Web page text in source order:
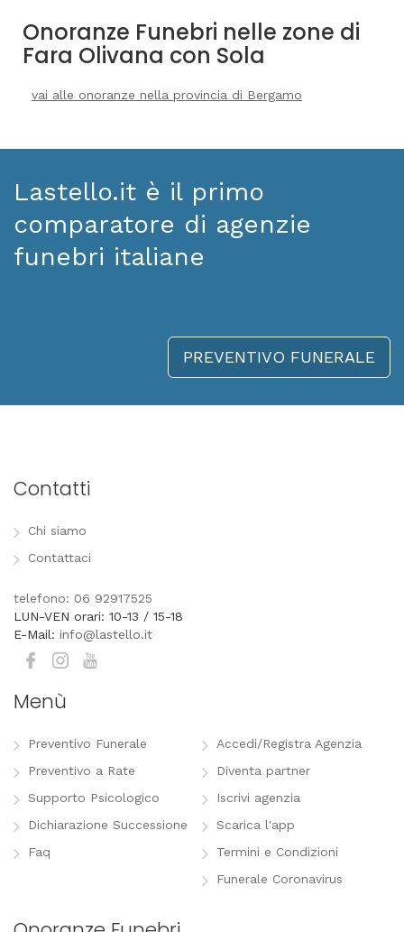
Onoranze Funebri nelle zone di
Fara Olivana con Sola
vai alle onoranze nella provincia di Bergamo
Lastello.it è il primo
comparatore di agenzie
funebri italiane
PREVENTIVO FUNERALE
Contatti
Chi siamo
Contattaci
telefono: 06 92917525
LUN-VEN orari: 10-13 / 15-18
E-Mail: info@lastello.it
Menù
Preventivo Funerale
Preventivo a Rate
Supporto Psicologico
Dichiarazione Successione
Faq
Accedi/Registra Agenzia
Diventa partner
Iscrivi agenzia
Scarica l'app
Termini e Condizioni
Funerale Coronavirus